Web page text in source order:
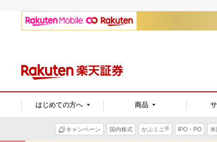
はじめての方へ 商品
キャンペーン 国内株式 かぶミニ® IPO・PO